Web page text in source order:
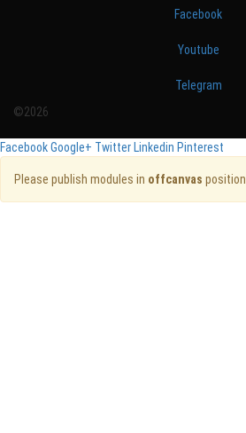
Facebook
Youtube
Telegram
©2026
FacebookGoogle+ TwitterLinkedin Pinterest
Please publish modules in offcanvas position.